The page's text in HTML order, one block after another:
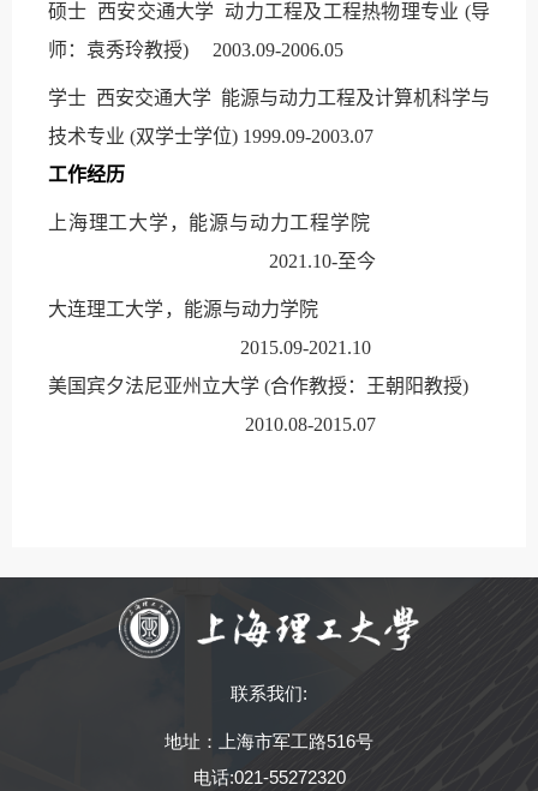
硕士 西安交通大学 动力工程及工程热物理专业 (导
师：袁秀玲教授) 2003.09-2006.05
学士 西安交通大学 能源与动力工程及计算机科学与
技术专业 (双学士学位) 1999.09-2003.07
工作经历
上海理工大学，能源与动力工程学院
2021.10-至今
大连理工大学，能源与动力学院
2015.09-2021.10
美国宾夕法尼亚州立大学 (合作教授：王朝阳教授)
2010.08-2015.07
联系我们:
地址：上海市军工路516号
电话:021-55272320